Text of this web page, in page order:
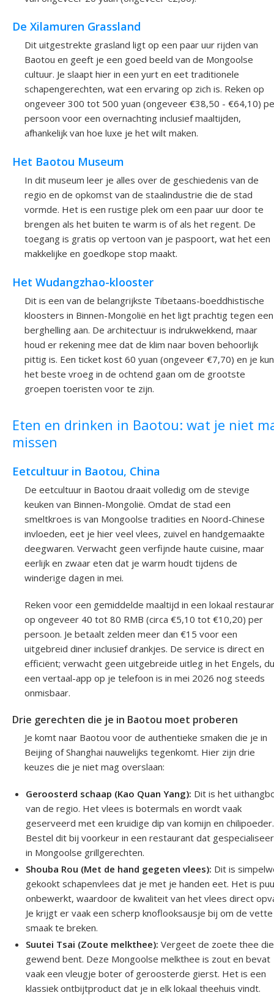
De Xilamuren Grassland
Dit uitgestrekte grasland ligt op een paar uur rijden van
Baotou en geeft je een goed beeld van de Mongoolse
cultuur. Je slaapt hier in een yurt en eet traditionele
schapengerechten, wat een ervaring op zich is. Reken op
ongeveer 300 tot 500 yuan (ongeveer €38,50 - €64,10)
persoon voor een overnachting inclusief maaltijden,
afhankelijk van hoe luxe je het wilt maken.
Het Baotou Museum
In dit museum leer je alles over de geschiedenis van de
regio en de opkomst van de staalindustrie die de stad
vormde. Het is een rustige plek om een paar uur door te
brengen als het buiten te warm is of als het regent. De
toegang is gratis op vertoon van je paspoort, wat het een
makkelijke en goedkope stop maakt.
Het Wudangzhao-klooster
Dit is een van de belangrijkste Tibetaans-boeddhistische
kloosters in Binnen-Mongolië en het ligt prachtig tegen een
berghelling aan. De architectuur is indrukwekkend, maar
houd er rekening mee dat de klim naar boven behoorlijk
pittig is. Een ticket kost 60 yuan (ongeveer €7,70) en je
het beste vroeg in de ochtend gaan om de grootste
groepen toeristen voor te zijn.
Eten en drinken in Baotou: wat je niet
missen
Eetcultuur in Baotou, China
De eetcultuur in Baotou draait volledig om de stevige
keuken van Binnen-Mongolië. Omdat de stad een
smeltkroes is van Mongoolse tradities en Noord-Chinese
invloeden, eet je hier veel vlees, zuivel en handgemaakte
deegwaren. Verwacht geen verfijnde haute cuisine, maar
eerlijk en zwaar eten dat je warm houdt tijdens de
winderige dagen in mei.
Reken voor een gemiddelde maaltijd in een lokaal
op ongeveer 40 tot 80 RMB (circa €5,10 tot €10,20) per
persoon. Je betaalt zelden meer dan €15 voor een
uitgebreid diner inclusief drankjes. De service is direct en
efficiënt; verwacht geen uitgebreide uitleg in het Engels,
een vertaal-app op je telefoon is in mei 2026 nog steeds
onmisbaar.
Drie gerechten die je in Baotou moet proberen
Je komt naar Baotou voor de authentieke smaken die je in
Beijing of Shanghai nauwelijks tegenkomt. Hier zijn drie
keuzes die je niet mag overslaan:
Geroosterd schaap (Kao Quan Yang): Dit is het
van de regio. Het vlees is botermals en wordt vaak
geserveerd met een kruidige dip van komijn en chilipoeder.
Bestel dit bij voorkeur in een restaurant dat
in Mongoolse grillgerechten.
Shouba Rou (Met de hand gegeten vlees): Dit is
gekookt schapenvlees dat je met je handen eet. Het is
onbewerkt, waardoor de kwaliteit van het vlees direct
Je krijgt er vaak een scherp knoflooksausje bij om de vette
smaak te breken.
Suutei Tsai (Zoute melkthee): Vergeet de zoete thee
gewend bent. Deze Mongoolse melkthee is zout en bevat
vaak een vleugje boter of geroosterde gierst. Het is een
klassiek ontbijtproduct dat je in elk lokaal theehuis vindt.